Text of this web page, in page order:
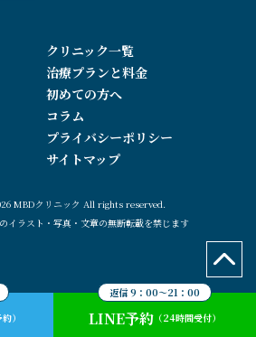
）
返信 9：00～21：00
LINE予約 （24時間受付）
クリニック一覧
治療プランと料金
初めての方へ
コラム
プライバシーポリシー
サイトマップ
MBDクリニック All rights reserved.
イラスト・写真・文章の無断転載を禁じます